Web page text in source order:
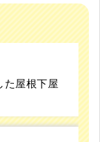
屋根下屋